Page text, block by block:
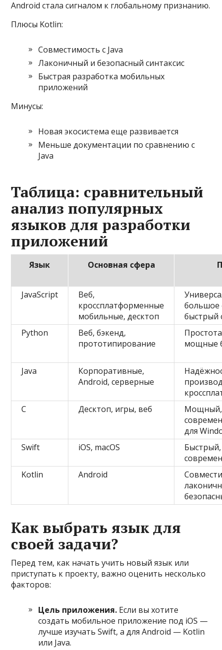
Android стала сигналом к глобальному признанию.
Плюсы Kotlin:
Совместимость с Java
Лаконичный и безопасный синтаксис
Быстрая разработка мобильных
приложений
Минусы:
Новая экосистема еще развивается
Меньше документации по сравнению с
Java
Таблица: сравнительный
анализ популярных
языков для разработки
приложений
Язык Основная сфера
JavaScript
Веб,
кроссплатформенные
мобильные, десктоп
большое
быстрый
Python
Веб, бэкенд,
прототипирование
мощные
Java
Корпоративные,
Android, серверные
C
Десктоп, игры, веб
Мощный,
для
Swift
iOS, macOS
Kotlin
Android
Как выбрать язык для
своей задачи?
Перед тем, как начать учить новый язык или
приступать к проекту, важно оценить несколько
факторов:
Цель приложения. Если вы хотите
создать мобильное приложение под iOS —
лучше изучать Swift, а для Android — Kotlin
или Java.